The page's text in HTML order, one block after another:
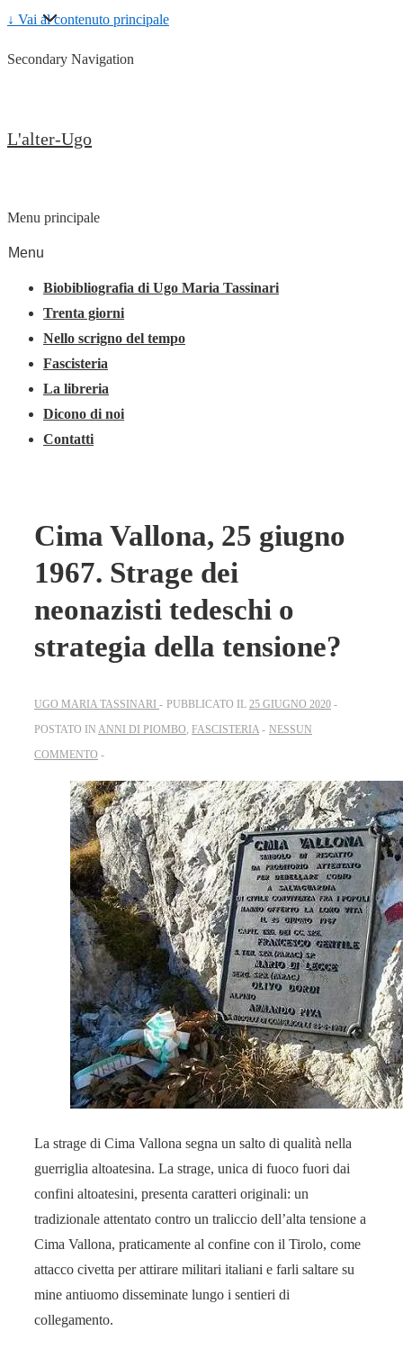
↓ Vai al contenuto principale
Secondary Navigation
L'alter-Ugo
Menu principale
Menu
Biobibliografia di Ugo Maria Tassinari
Trenta giorni
Nello scrigno del tempo
Fascisteria
La libreria
Dicono di noi
Contatti
Cima Vallona, 25 giugno
1967. Strage dei
neonazisti tedeschi o
strategia della tensione?
UGO MARIA TASSINARI PUBBLICATO IL 25 GIUGNO 2020
POSTATO IN ANNI DI PIOMBO FASCISTERIA
NESSUN
COMMENTO
La strage di Cima Vallona segna un salto di qualità nella
guerriglia altoatesina. La strage, unica di fuoco fuori dai
confini altoatesini, presenta caratteri originali: un
tradizionale attentato contro un traliccio dell’alta tensione a
Cima Vallona, praticamente al confine con il Tirolo, come
attacco civetta per attirare militari italiani e farli saltare su
mine antiuomo disseminate lungo i sentieri di
collegamento.